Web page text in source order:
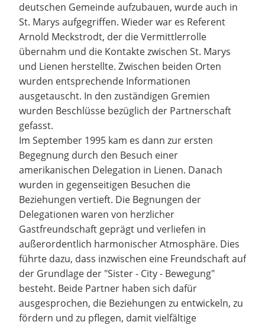
deutschen Gemeinde aufzubauen, wurde auch in
St. Marys aufgegriffen. Wieder war es Referent
Arnold Meckstrodt, der die Vermittlerrolle
übernahm und die Kontakte zwischen St. Marys
und Lienen herstellte. Zwischen beiden Orten
wurden entsprechende Informationen
ausgetauscht. In den zuständigen Gremien
wurden Beschlüsse bezüglich der Partnerschaft
gefasst.
Im September 1995 kam es dann zur ersten
Begegnung durch den Besuch einer
amerikanischen Delegation in Lienen. Danach
wurden in gegenseitigen Besuchen die
Beziehungen vertieft. Die Begnungen der
Delegationen waren von herzlicher
Gastfreundschaft geprägt und verliefen in
außerordentlich harmonischer Atmosphäre. Dies
führte dazu, dass inzwischen eine Freundschaft auf
der Grundlage der "Sister - City - Bewegung"
besteht. Beide Partner haben sich dafür
ausgesprochen, die Beziehungen zu entwickeln, zu
fördern und zu pflegen, damit vielfältige